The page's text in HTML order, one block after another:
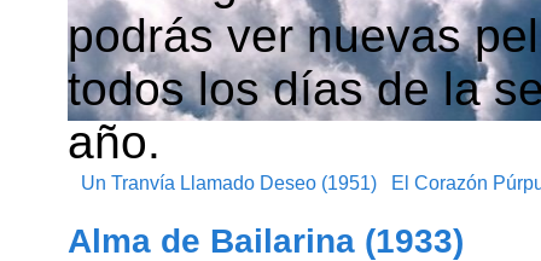
podrás ver nuevas
todos los días de la
año.
Un Tranvía Llamado Deseo (1951) El Corazón
Alma de Bailarina (1933)